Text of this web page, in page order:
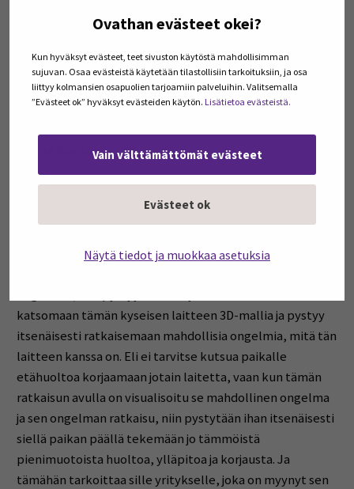
Ovathan evästeet okei?
Kun hyväksyt evästeet, teet sivuston käytöstä mahdollisimman
sujuvan. Osaa evästeistä käytetään tilastollisiin tarkoituksiin, ja osa
liittyy kolmansien osapuolien tarjoamiin palveluihin. Valitsemalla
”Evästeet ok” hyväksyt evästeiden käytön. Lisätietoa evästeistä.
Vain välttämättömät evästeet
Evästeet ok
Näytä tiedot ja muokkaa asetuksia
Katja Jaskari:
Aivan, ja meillä on tässä erityisesti tämä ansaintapuoli
kiinnostanut, ja olisiko sulla siihen joku konkreettinen
esimerkki vielä?
Jonna Ranta:
tämmöisen lisä- tai on olemassa, me ollaan oltu
todellisuuden ratkaisua, jolla käyttäjä eli yrityksen
katsomaan tämän kyseisen laitteen 3D-mallia ja pystyy
itsenäisesti ratkaisemaan mahdollisia ongelmia, mitä tän
laitteen kanssa on. Eli ei tarvitse kutsua paikalle
etähuoltoa korjaamaan jotain laitetta, vaan kun tämän
ratkaisun avulla on visualisoitu se mahdollinen ongelma
ja sen ongelman ratkaisu, niin pystytään ihan itsenäisesti
siellä paikan päällä tekemään jo tämmöistä
pienimuotoista huoltoa, ylläpitoa ja korjausta. Ja
tämähän tarkoittaa sille yritykselle, joka on myynyt sen